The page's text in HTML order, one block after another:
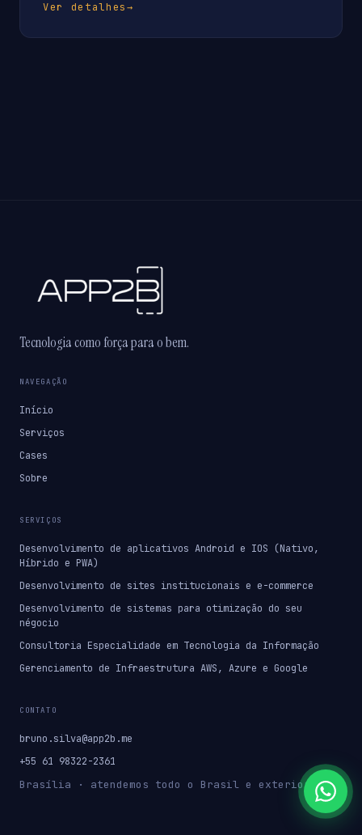
Ver detalhes→
Tecnologia como força para o bem.
NAVEGAÇÃO
Início
Serviços
Cases
Sobre
SERVIÇOS
Desenvolvimento de aplicativos Android e IOS (Nativo,
Híbrido e PWA)
Desenvolvimento de sites institucionais e e-commerce
Desenvolvimento de sistemas para otimização do seu
négocio
Consultoria Especialidade em Tecnologia da Informação
Gerenciamento de Infraestrutura AWS, Azure e Google
CONTATO
bruno.silva@app2b.me
+55 61 98322-2361
Brasília · atendemos todo o Brasil e exterior